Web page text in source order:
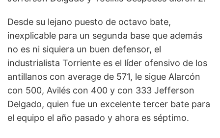
Desde su lejano puesto de octavo bate,
inexplicable para un segunda base que además
no es ni siquiera un buen defensor, el
industrialista Torriente es el líder ofensivo de los
antillanos con average de 571, le sigue Alarcón
con 500, Avilés con 400 y con 333 Jefferson
Delgado, quien fue un excelente tercer bate para
el equipo el año pasado y ahora es séptimo.